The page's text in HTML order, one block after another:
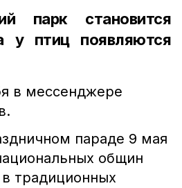
парк становится
у птиц появляются
в мессенджере
параде 9 мая
общин
в традиционных